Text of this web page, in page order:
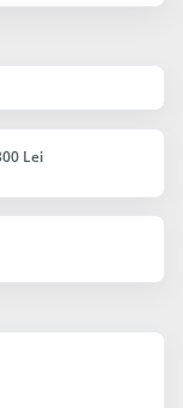
Lei